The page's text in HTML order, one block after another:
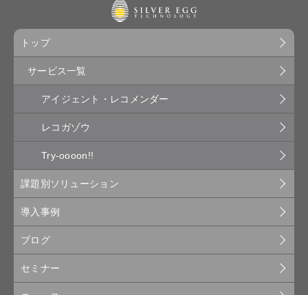
トップ
サービス一覧
アイジェント・レコメンダー
レコガゾウ
Try-oooon!!
課題別ソリューション
導入事例
ブログ
セミナー